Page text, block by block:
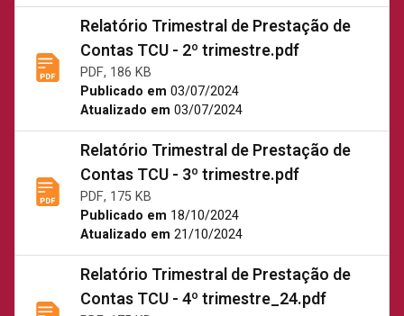
Relatório Trimestral de Prestação de
Contas TCU - 2º trimestre.pdf
PDF, 186 KB
Publicado em 03/07/2024
Atualizado em 03/07/2024
Relatório Trimestral de Prestação de
Contas TCU - 3º trimestre.pdf
PDF, 175 KB
Publicado em 18/10/2024
Atualizado em 21/10/2024
Relatório Trimestral de Prestação de
Contas TCU - 4º trimestre_24.pdf